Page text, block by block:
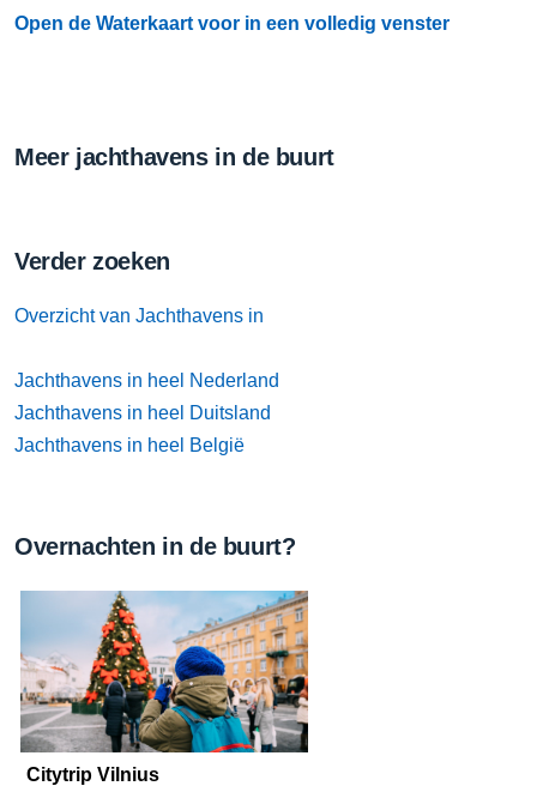
Open de Waterkaart voor in een volledig venster
Meer jachthavens in de buurt
Verder zoeken
Overzicht van Jachthavens in
Jachthavens in heel Nederland
Jachthavens in heel Duitsland
Jachthavens in heel België
Overnachten in de buurt?
Citytrip Vilnius